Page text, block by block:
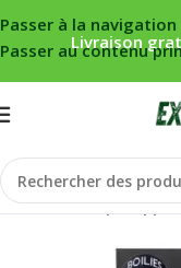
Passer à la navigation
Passer au contenu
Livraison
Accueil/Carpe/